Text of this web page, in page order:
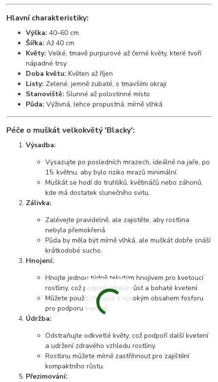
Hlavní charakteristiky:
Výška: 40–60 cm
Šířka: Až 40 cm
Květy: Velké, tmavě purpurové až černé květy, které tvoří
nápadné trsy
Doba květu: Květen až říjen
Listy: Zelené, jemně zubaté, s tmavšími okraji
Stanoviště: Slunné až polostinné místo
Půda: Výživná, lehce propustná, mírně vlhká
Péče o muškát velkokvětý 'Blacky':
Výsadba:
Vysazujte po posledních mrazech, ideálně na jaře, po
15. květnu, aby bylo riziko mrazů minimální.
Muškát se hodí do truhlíků, květináčů nebo záhonů,
kde má dostatek slunečního svitu.
Zálivka:
Zalévejte pravidelně, ale zajistěte, aby rostlina
nebyla přemokřená.
Půda by měla být mírně vlhká, ale muškát dobře snáší
krátkodobé sucho.
Hnojení:
Hnojte jednou týdně tekutým hnojivem pro kvetoucí
rostliny, což podpoří zdravý růst a bohaté kvetení.
Můžete použít i hnojivo s vysokým obsahem fosforu
pro podporu kvetení.
Údržba:
Odstraňujte odkvetlé květy, což podpoří další kvetení
a udržení zdravého vzhledu rostliny.
Rostlinu můžete mírně zastřihnout pro zajištění
kompaktního růstu.
Přezimování: